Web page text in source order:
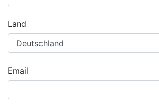
Land
Email